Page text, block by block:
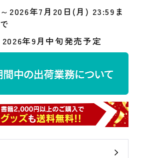
～2026年7月20日(月) 23:59ま
で
2026年9月中旬発売予定